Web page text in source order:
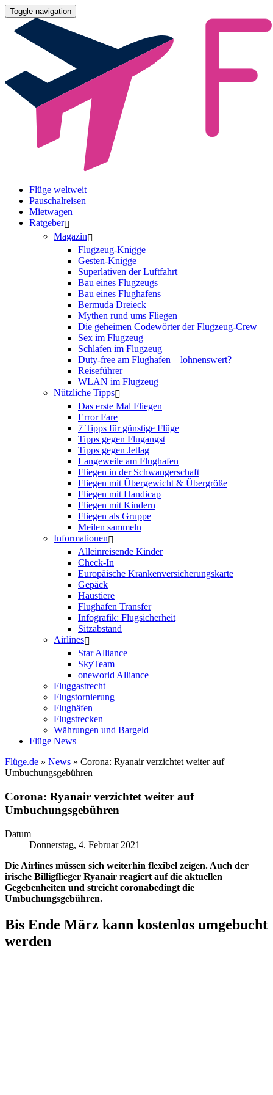
Toggle navigation
Flüge weltweit
Pauschalreisen
Mietwagen
Ratgeber
Magazin
Flugzeug-Knigge
Gesten-Knigge
Superlativen der Luftfahrt
Bau eines Flugzeugs
Bau eines Flughafens
Bermuda Dreieck
Mythen rund ums Fliegen
Die geheimen Codewörter der Flugzeug-Crew
Sex im Flugzeug
Schlafen im Flugzeug
Duty-free am Flughafen – lohnenswert?
Reiseführer
WLAN im Flugzeug
Nützliche Tipps
Das erste Mal Fliegen
Error Fare
7 Tipps für günstige Flüge
Tipps gegen Flugangst
Tipps gegen Jetlag
Langeweile am Flughafen
Fliegen in der Schwangerschaft
Fliegen mit Übergewicht & Übergröße
Fliegen mit Handicap
Fliegen mit Kindern
Fliegen als Gruppe
Meilen sammeln
Informationen
Alleinreisende Kinder
Check-In
Europäische Krankenversicherungskarte
Gepäck
Haustiere
Flughafen Transfer
Infografik: Flugsicherheit
Sitzabstand
Airlines
Star Alliance
SkyTeam
oneworld Alliance
Fluggastrecht
Flugstornierung
Flughäfen
Flugstrecken
Währungen und Bargeld
Flüge News
Flüge.de » News » Corona: Ryanair verzichtet weiter auf
Umbuchungsgebühren
Corona: Ryanair verzichtet weiter auf
Umbuchungsgebühren
Datum
Donnerstag, 4. Februar 2021
Die Airlines müssen sich weiterhin flexibel zeigen. Auch der
irische Billigflieger Ryanair reagiert auf die aktuellen
Gegebenheiten und streicht coronabedingt die
Umbuchungsgebühren.
Bis Ende März kann kostenlos umgebucht
werden